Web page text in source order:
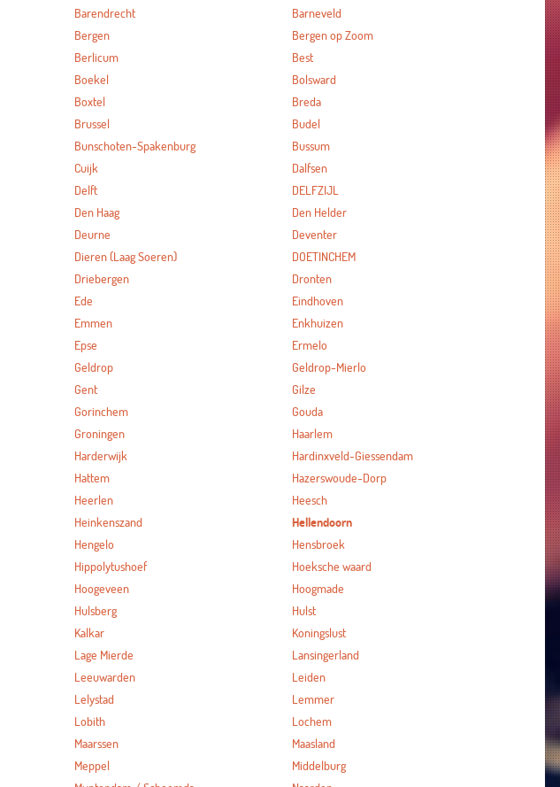
Barendrecht
Barneveld
Bergen
Bergen op Zoom
Berlicum
Best
Boekel
Bolsward
Boxtel
Breda
Brussel
Budel
Bunschoten-Spakenburg
Bussum
Cuijk
Dalfsen
Delft
DELFZIJL
Den Haag
Den Helder
Deurne
Deventer
Dieren (Laag Soeren)
DOETINCHEM
Driebergen
Dronten
Ede
Eindhoven
Emmen
Enkhuizen
Epse
Ermelo
Geldrop
Geldrop-Mierlo
Gent
Gilze
Gorinchem
Gouda
Groningen
Haarlem
Harderwijk
Hardinxveld-Giessendam
Hattem
Hazerswoude-Dorp
Heerlen
Heesch
Heinkenszand
Hellendoorn
Hengelo
Hensbroek
Hippolytushoef
Hoeksche waard
Hoogeveen
Hoogmade
Hulsberg
Hulst
Kalkar
Koningslust
Lage Mierde
Lansingerland
Leeuwarden
Leiden
Lelystad
Lemmer
Lobith
Lochem
Maarssen
Maasland
Meppel
Middelburg